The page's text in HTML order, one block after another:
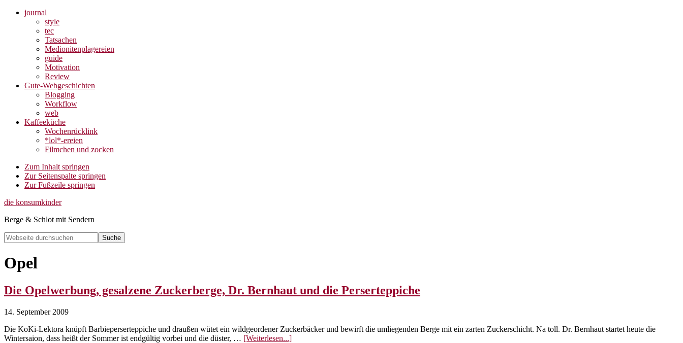
journal
style
tec
Tatsachen
Medionitenplagereien
guide
Motivation
Review
Gute-Webgeschichten
Blogging
Workflow
web
Kaffeeküche
Wochenrücklink
*lol*-ereien
Filmchen und zocken
Zum Inhalt springen
Zur Seitenspalte springen
Zur Fußzeile springen
die konsumkinder
Berge & Schlot mit Sendern
Webseite
durchsuchen
Search
Opel
Die Opelwerbung, gesalzene Zuckerberge, Dr. Bernhaut und die Perserteppiche
14. September 2009
Die KoKi-Lektora knüpft Barbieperserteppiche und draußen wütet ein wildgeordener Zuckerbäcker und bewirft die umliegenden Berge mit ein zarten Zuckerschicht. Na toll. Dr. Bernhaut startet heute die
Wintersaion, dass heißt der Sommer ist endgültig vorbei und die düster, … [Weiterlesen...]ÜberDie